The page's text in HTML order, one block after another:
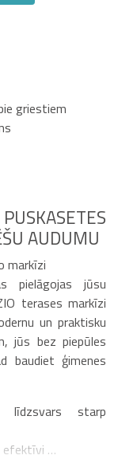
griestiem
AUDUMU
markīzi
pielāgojas jūsu
terases markīzi
un praktisku
jūs bez piepūles
baudiet ģimenes
līdzsvars starp
efektīvi …